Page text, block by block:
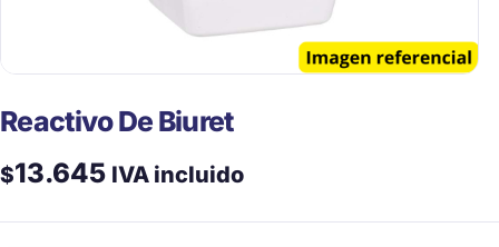
Reactivo De Biuret
$13.645 IVA incluido